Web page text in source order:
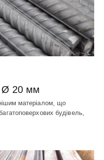
Ø 20 мм
матеріалом, що
будівель,